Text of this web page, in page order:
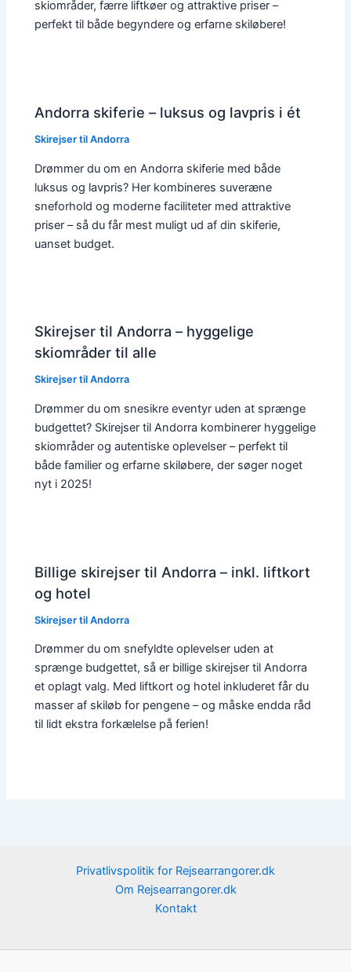
skiområder, færre liftkøer og attraktive priser –
perfekt til både begyndere og erfarne skiløbere!
Andorra skiferie – luksus og lavpris i ét
Skirejser til Andorra
Drømmer du om en Andorra skiferie med både
luksus og lavpris? Her kombineres suveræne
sneforhold og moderne faciliteter med attraktive
priser – så du får mest muligt ud af din skiferie,
uanset budget.
Skirejser til Andorra – hyggelige
skiområder til alle
Skirejser til Andorra
Drømmer du om snesikre eventyr uden at sprænge
budgettet? Skirejser til Andorra kombinerer hyggelige
skiområder og autentiske oplevelser – perfekt til
både familier og erfarne skiløbere, der søger noget
nyt i 2025!
Billige skirejser til Andorra – inkl. liftkort
og hotel
Skirejser til Andorra
Drømmer du om snefyldte oplevelser uden at
sprænge budgettet, så er billige skirejser til Andorra
et oplagt valg. Med liftkort og hotel inkluderet får du
masser af skiløb for pengene – og måske endda råd
til lidt ekstra forkælelse på ferien!
Privatlivspolitik for Rejsearrangorer.dk
Om Rejsearrangorer.dk
Kontakt